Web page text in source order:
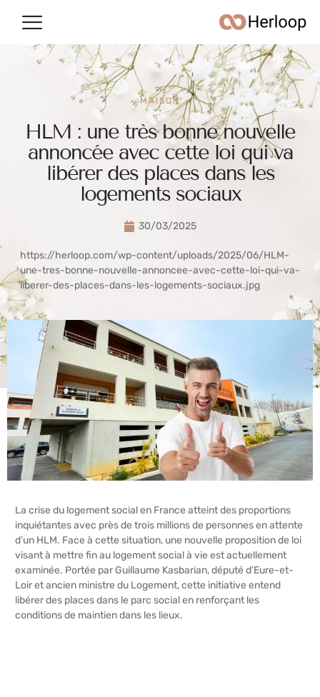
MAISON
HLM : une très bonne nouvelle
annoncée avec cette loi qui va
libérer des places dans les
logements sociaux
30/03/2025
https://herloop.com/wp-content/uploads/2025/06/HLM-
une-tres-bonne-nouvelle-annoncee-avec-cette-loi-qui-va-
liberer-des-places-dans-les-logements-sociaux.jpg
La crise du logement social en France atteint des proportions
inquiétantes avec près de trois millions de personnes en attente
d’un HLM. Face à cette situation, une nouvelle proposition de loi
visant à mettre fin au logement social à vie est actuellement
examinée. Portée par Guillaume Kasbarian, député d’Eure-et-
Loir et ancien ministre du Logement, cette initiative entend
libérer des places dans le parc social en renforçant les
conditions de maintien dans les lieux.